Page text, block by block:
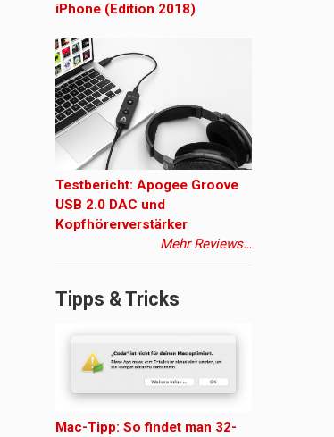
iPhone (Edition 2018)
Testbericht: Apogee Groove
USB 2.0 DAC und
Kopfhörerverstärker
Mehr Reviews…
Tipps & Tricks
Mac-Tipp: So findet man 32-